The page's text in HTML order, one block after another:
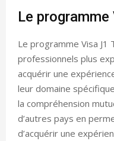
Le
Le programme Visa
professionnels plus
acquérir une
leur domaine
la compréhension
d’autres pays en
d’acquérir une